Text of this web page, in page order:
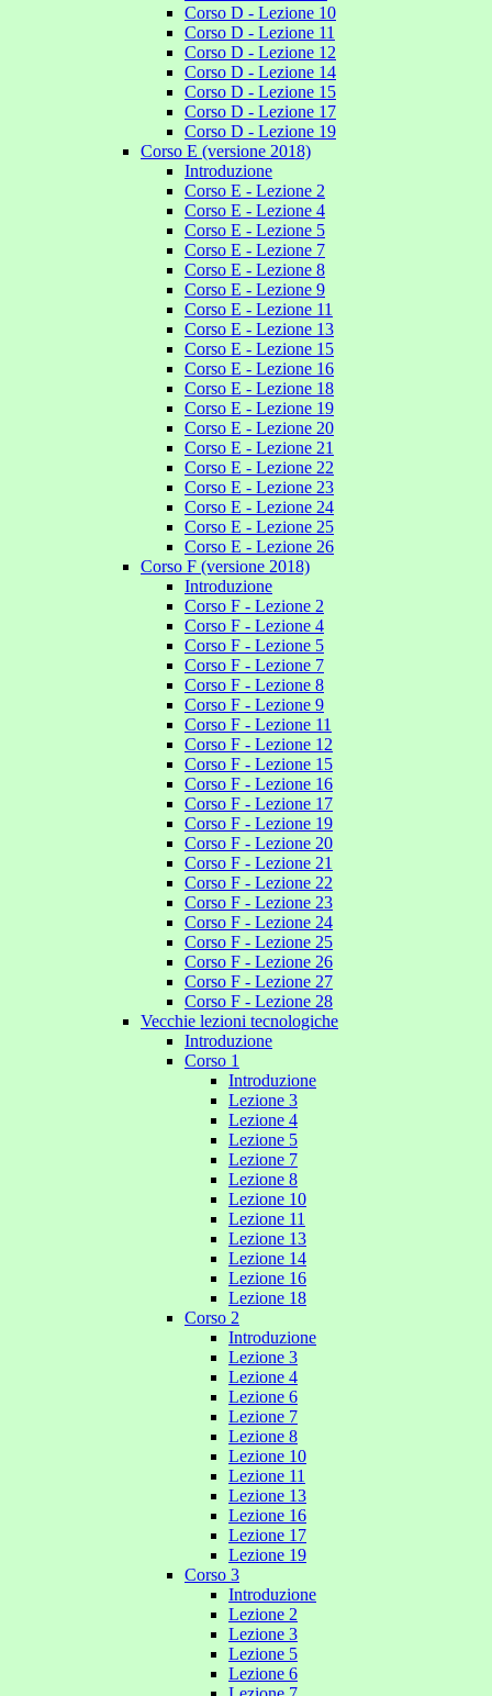
Corso D - Lezione 10
Corso D - Lezione 11
Corso D - Lezione 12
Corso D - Lezione 14
Corso D - Lezione 15
Corso D - Lezione 17
Corso D - Lezione 19
Corso E (versione 2018)
Introduzione
Corso E - Lezione 2
Corso E - Lezione 4
Corso E - Lezione 5
Corso E - Lezione 7
Corso E - Lezione 8
Corso E - Lezione 9
Corso E - Lezione 11
Corso E - Lezione 13
Corso E - Lezione 15
Corso E - Lezione 16
Corso E - Lezione 18
Corso E - Lezione 19
Corso E - Lezione 20
Corso E - Lezione 21
Corso E - Lezione 22
Corso E - Lezione 23
Corso E - Lezione 24
Corso E - Lezione 25
Corso E - Lezione 26
Corso F (versione 2018)
Introduzione
Corso F - Lezione 2
Corso F - Lezione 4
Corso F - Lezione 5
Corso F - Lezione 7
Corso F - Lezione 8
Corso F - Lezione 9
Corso F - Lezione 11
Corso F - Lezione 12
Corso F - Lezione 15
Corso F - Lezione 16
Corso F - Lezione 17
Corso F - Lezione 19
Corso F - Lezione 20
Corso F - Lezione 21
Corso F - Lezione 22
Corso F - Lezione 23
Corso F - Lezione 24
Corso F - Lezione 25
Corso F - Lezione 26
Corso F - Lezione 27
Corso F - Lezione 28
Vecchie lezioni tecnologiche
Introduzione
Corso 1
Introduzione
Lezione 3
Lezione 4
Lezione 5
Lezione 7
Lezione 8
Lezione 10
Lezione 11
Lezione 13
Lezione 14
Lezione 16
Lezione 18
Corso 2
Introduzione
Lezione 3
Lezione 4
Lezione 6
Lezione 7
Lezione 8
Lezione 10
Lezione 11
Lezione 13
Lezione 16
Lezione 17
Lezione 19
Corso 3
Introduzione
Lezione 2
Lezione 3
Lezione 5
Lezione 6